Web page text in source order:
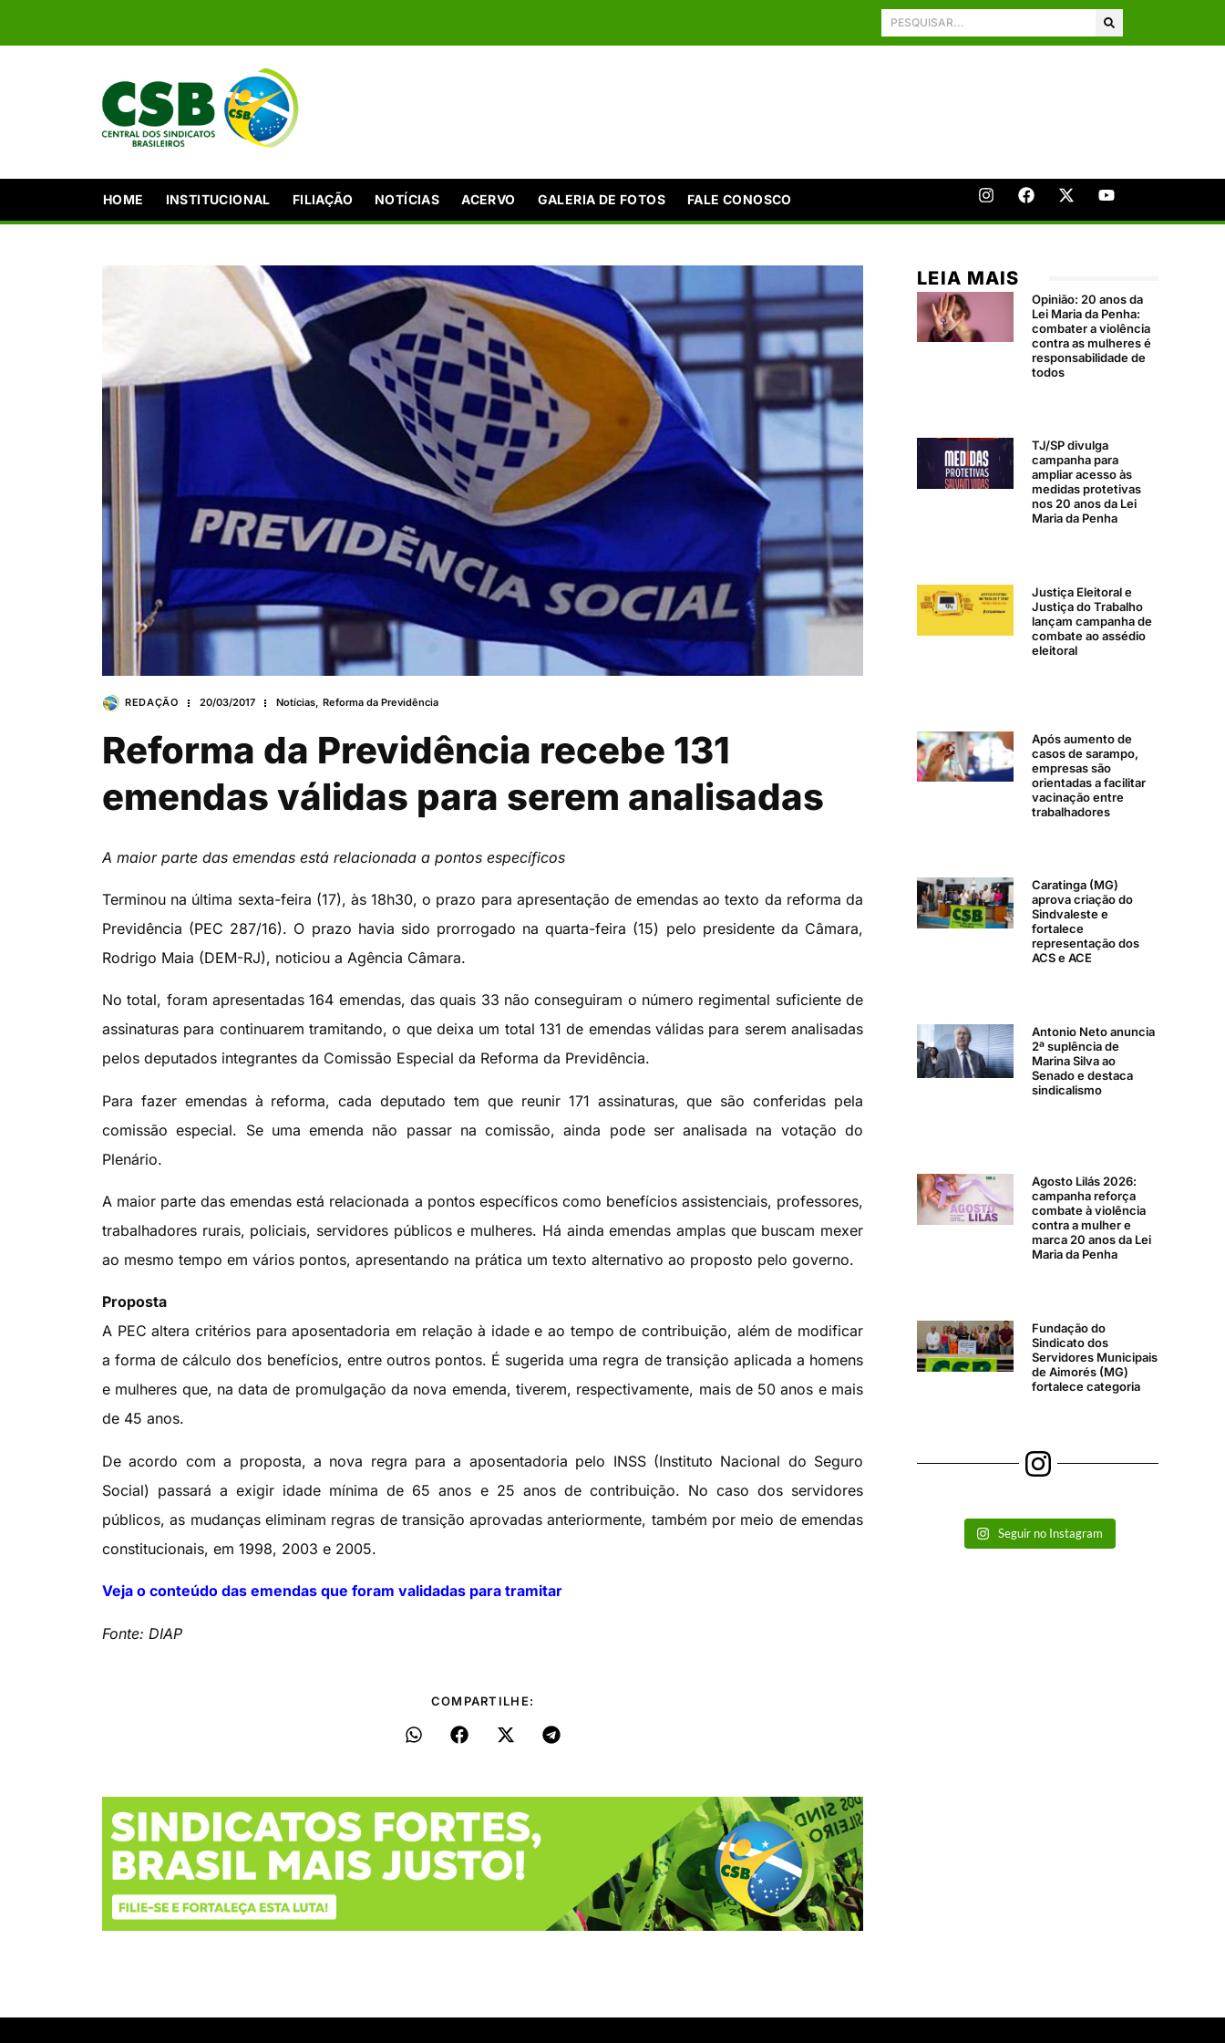
HOME INSTITUCIONAL FILIAÇÃO NOTÍCIAS ACERVO GALERIA DE FOTOS FALE CONOSCO
REDAÇÃO 20/03/2017 Notícias, Reforma da Previdência
Reforma da Previdência recebe 131
emendas válidas para serem analisadas
A maior parte das emendas está relacionada a pontos específicos
Terminou na última sexta-feira (17), às 18h30, o prazo para apresentação de emendas ao texto da reforma da
Previdência (PEC 287/16). O prazo havia sido prorrogado na quarta-feira (15) pelo presidente da Câmara,
Rodrigo Maia (DEM-RJ), noticiou a Agência Câmara.
No total, foram apresentadas 164 emendas, das quais 33 não conseguiram o número regimental suficiente de
assinaturas para continuarem tramitando, o que deixa um total 131 de emendas válidas para serem analisadas
pelos deputados integrantes da Comissão Especial da Reforma da Previdência.
Para fazer emendas à reforma, cada deputado tem que reunir 171 assinaturas, que são conferidas pela
comissão especial. Se uma emenda não passar na comissão, ainda pode ser analisada na votação do
Plenário.
A maior parte das emendas está relacionada a pontos específicos como benefícios assistenciais, professores,
trabalhadores rurais, policiais, servidores públicos e mulheres. Há ainda emendas amplas que buscam mexer
ao mesmo tempo em vários pontos, apresentando na prática um texto alternativo ao proposto pelo governo.
Proposta
A PEC altera critérios para aposentadoria em relação à idade e ao tempo de contribuição, além de modificar
a forma de cálculo dos benefícios, entre outros pontos. É sugerida uma regra de transição aplicada a homens
e mulheres que, na data de promulgação da nova emenda, tiverem, respectivamente, mais de 50 anos e mais
de 45 anos.
De acordo com a proposta, a nova regra para a aposentadoria pelo INSS (Instituto Nacional do Seguro
Social) passará a exigir idade mínima de 65 anos e 25 anos de contribuição. No caso dos servidores
públicos, as mudanças eliminam regras de transição aprovadas anteriormente, também por meio de emendas
constitucionais, em 1998, 2003 e 2005.
Veja o conteúdo das emendas que foram validadas para tramitar
Fonte: DIAP
COMPARTILHE:
LEIA MAIS
Opinião: 20 anos da
Lei Maria da Penha:
combater a violência
contra as mulheres é
responsabilidade de
todos
TJ/SP divulga
campanha para
ampliar acesso às
medidas protetivas
nos 20 anos da Lei
Maria da Penha
Justiça Eleitoral e
Justiça do Trabalho
lançam campanha de
combate ao assédio
eleitoral
Após aumento de
casos de sarampo,
empresas são
orientadas a facilitar
vacinação entre
trabalhadores
Caratinga (MG)
aprova criação do
Sindvaleste e
fortalece
representação dos
ACS e ACE
Antonio Neto anuncia
2ª suplência de
Marina Silva ao
Senado e destaca
sindicalismo
Agosto Lilás 2026:
campanha reforça
combate à violência
contra a mulher e
marca 20 anos da Lei
Maria da Penha
Fundação do
Sindicato dos
Servidores Municipais
de Aimorés (MG)
fortalece categoria
Seguir no Instagram